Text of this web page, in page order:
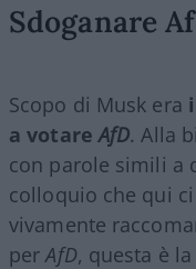
Sdoganare
Scopo di Musk era
a votareAfD. Alla
con parole simili a
colloquio che qui
vivamente
perAfD, questa è